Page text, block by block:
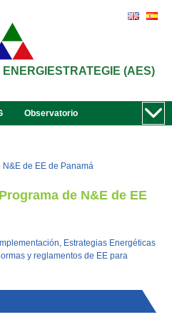
(AES)
Observatorio
de EE de Panamá
de N&E de EE
Estrategias Energéticas
y reglamentos de EE para